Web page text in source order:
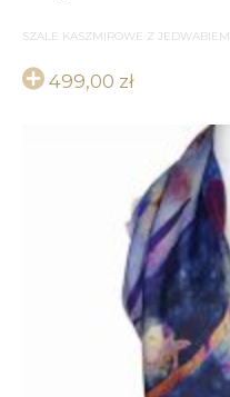
SZALE KASZMIROWE Z JEDWABIEM
499,00 zł